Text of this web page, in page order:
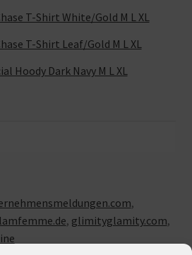
T-Shirt White/Gold M L XL
T-Shirt Leaf/Gold M L XL
Hoody Dark Navy M L XL
,
, glimityglamity.com,